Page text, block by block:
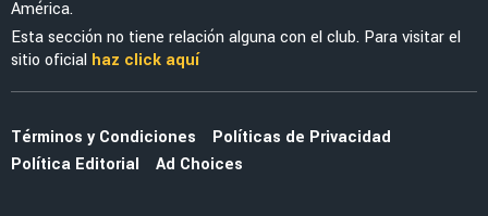
Geyse Ferreira y Kimberly Rodríguez
conquistan el Once Ideal de la Liga MX
Femenil